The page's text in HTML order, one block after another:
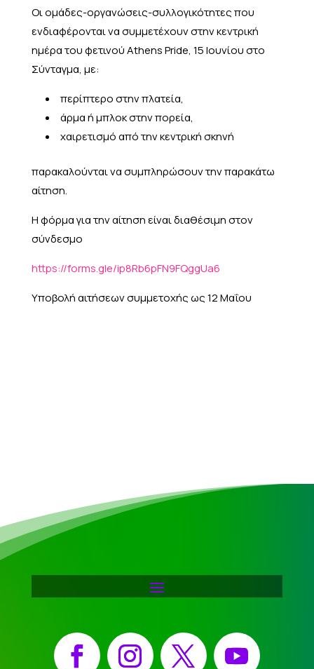
Οι ομάδες-οργανώσεις-συλλογικότητες που
ενδιαφέρονται να συμμετέχουν στην κεντρική
ημέρα του φετινού Athens Pride, 15 Ιουνίου στο
Σύνταγμα, με:
περίπτερο στην πλατεία,
άρμα ή μπλoκ στην πορεία,
χαιρετισμό από την κεντρική σκηνή
παρακαλούνται να συμπληρώσουν την παρακάτω
αίτηση.
Η φόρμα για την αίτηση είναι διαθέσιμη στον
σύνδεσμο
https://forms.gle/ip8Rb6pFN9FQggUa6
Υποβολή αιτήσεων συμμετοχής ως 12 Μαΐου
Facebook Instagram X YouTube